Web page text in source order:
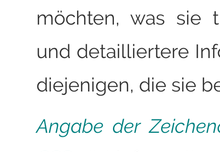
möchten, was sie
und detailliertere
diejenigen, die sie
Angabe der